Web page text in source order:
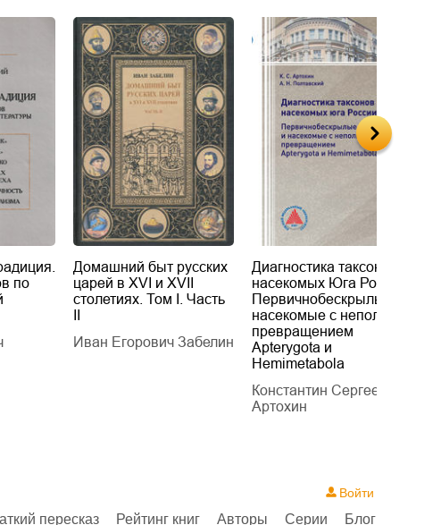
по
Домашний быт русских
царей в XVI и XVII
столетиях. Том I. Часть
Иван Егорович Забелин
Диагностика таксонов
насекомых Юга России.
Первичнобескрылые и
насекомые с неполным
превращением
Apterygota и
Hemimetabola
Константин Сергеевич
Артохин
пересказ Рейтинг книг Авторы Серии Блог
Войти